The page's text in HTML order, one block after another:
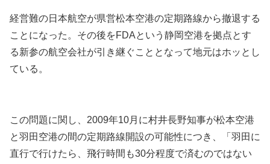
経営難の日本航空が県営松本空港の定期路線から撤退する
ことになった。その後をFDAという静岡空港を拠点とす
る新参の航空会社が引き継ぐこととなって地元はホッとし
ている。
この問題に関し、2009年10月に村井長野知事が松本空港
と羽田空港の間の定期路線開設の可能性につき、「羽田に
直行で行けたら、飛行時間も30分程度で済むのではない